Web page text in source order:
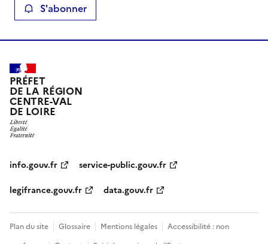
S'abonner
PRÉFET
DE LA RÉGION
CENTRE-VAL
DE LOIRE
info.gouv.fr
service-public.gouv.fr
legifrance.gouv.fr
data.gouv.fr
Plan du site Glossaire Mentions légales
Accessibilité : non